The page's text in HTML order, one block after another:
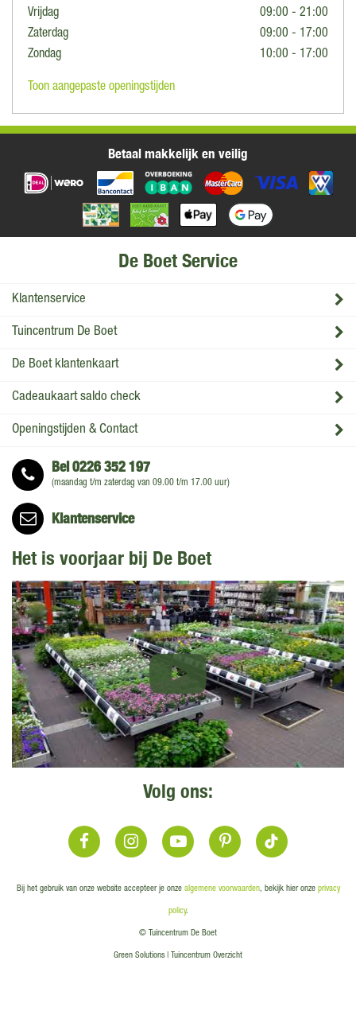
Vrijdag
09:00 - 21:00
Zaterdag
09:00 - 17:00
Zondag
10:00 - 17:00
Toon aangepaste openingstijden
Betaal makkelijk en veilig
De Boet Service
Klantenservice
Tuincentrum De Boet
De Boet klantenkaart
Cadeaukaart saldo check
Openingstijden & Contact
Bel0226 352 197
(maandag t/m zaterdag van 09.00 t/m 17.00 uur)
Klantenservice
Het is voorjaar bij De Boet
Volg ons:
Bij het gebruik van onze website accepteer je onze algemene voorwaarden, bekijk hier onze privacy
policy.
© Tuincentrum De Boet
Green Solutions| Tuincentrum Overzicht